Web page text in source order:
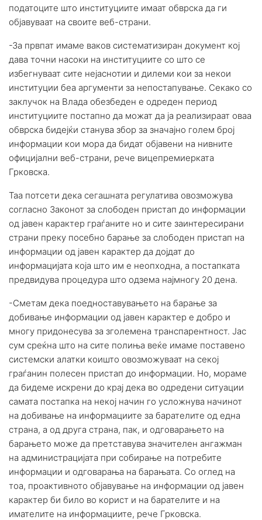
податоците што институциите имаат обврска да ги
објавуваат на своите веб-страни.
-За првпат имаме ваков систематизиран документ кој
дава точни насоки на институциите со што се
избегнуваат сите нејаснотии и дилеми кои за некои
институции беа аргументи за непостапување. Секако со
заклучок на Влада обезбеден е одреден период
институциите постапно да можат да ја реализираат оваа
обврска бидејќи станува збор за значајно голем број
информации кои мора да бидат објавени на нивните
официјални веб-страни, рече вицепремиерката
Грковска.
Таа потсети дека сегашната регулатива овозможува
согласно Законот за слободен пристап до информации
од јавен карактер граѓаните но и сите заинтересирани
страни преку посебно барање за слободен пристап на
информации од јавен карактер да дојдат до
информацијата која што им е неопходна, а постапката
предвидува процедура што одзема најмногу 20 дена.
-Сметам дека поедноставувањето на барање за
добивање информации од јавен карактер е добро и
многу придонесува за зголемена транспарентност. Јас
сум среќна што на сите полиња веќе имаме поставено
системски алатки коишто овозможуваат на секој
граѓанин полесен пристап до информации. Но, мораме
да бидеме искрени до крај дека во одредени ситуации
самата постапка на некој начин го усложнува начинот
на добивање на информациите за барателите од една
страна, а од друга страна, пак, и одговарањето на
барањето може да претставува значителен ангажман
на администрацијата при собирање на потребите
информации и одговарања на барањата. Со оглед на
тоа, проактивното објавување на информации од јавен
карактер би било во корист и на барателите и на
имателите на информациите, рече Грковска.